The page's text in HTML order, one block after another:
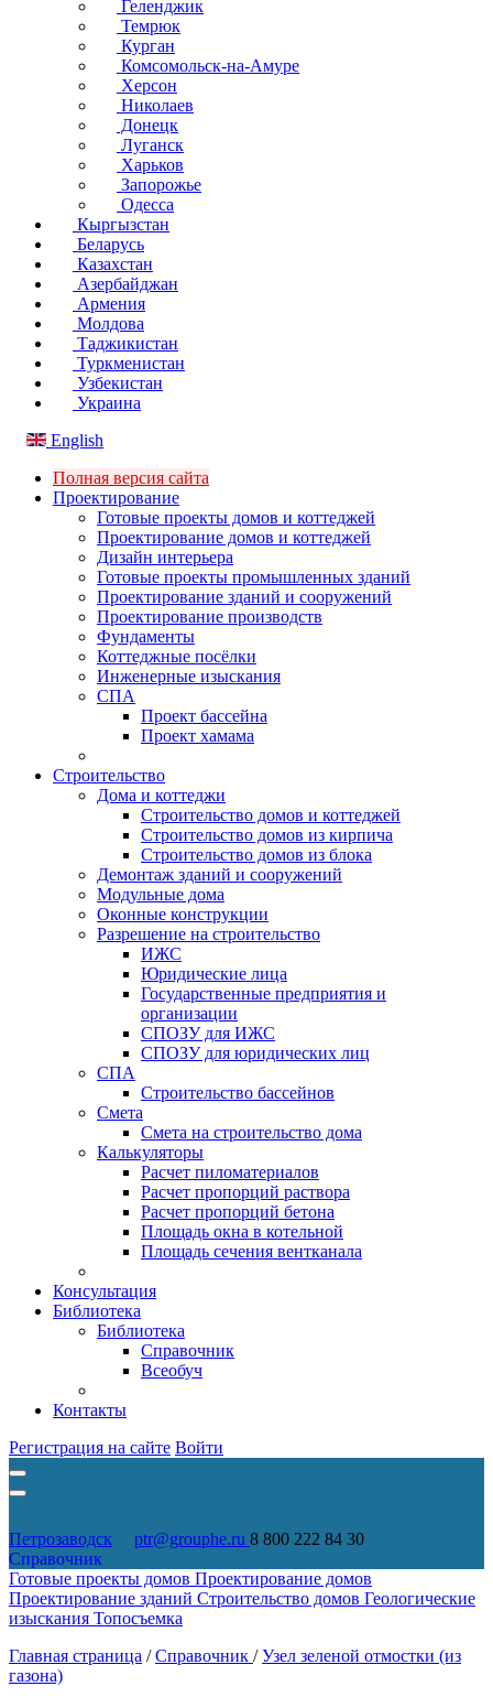
Геленджик
Темрюк
Курган
Комсомольск-на-Амуре
Херсон
Николаев
Донецк
Луганск
Харьков
Запорожье
Одесса
Кыргызстан
Беларусь
Казахстан
Азербайджан
Армения
Молдова
Таджикистан
Туркменистан
Узбекистан
Украина
English
Полная версия сайта
Проектирование
Готовые проекты домов и коттеджей
Проектирование домов и коттеджей
Дизайн интерьера
Готовые проекты промышленных зданий
Проектирование зданий и сооружений
Проектирование производств
Фундаменты
Коттеджные посёлки
Инженерные изыскания
СПА
Проект бассейна
Проект хамама
Строительство
Дома и коттеджи
Строительство домов и коттеджей
Строительство домов из кирпича
Строительство домов из блока
Демонтаж зданий и сооружений
Модульные дома
Оконные конструкции
Разрешение на строительство
ИЖС
Юридические лица
Государственные предприятия и
организации
СПОЗУ для ИЖС
СПОЗУ для юридических лиц
СПА
Строительство бассейнов
Смета
Смета на строительство дома
Калькуляторы
Расчет пиломатериалов
Расчет пропорций раствора
Расчет пропорций бетона
Площадь окна в котельной
Площадь сечения вентканала
Консультация
Библиотека
Библиотека
Справочник
Всеобуч
Контакты
Регистрация на сайте Войти
Петрозаводск ptr@grouphe.ru 8 800 222 84 30
Справочник
Готовые проекты домов Проектирование домов
Проектирование зданий Строительство домов Геологические
изыскания Топосъемка
Главная страница / Справочник / Узел зеленой отмостки (из
газона)